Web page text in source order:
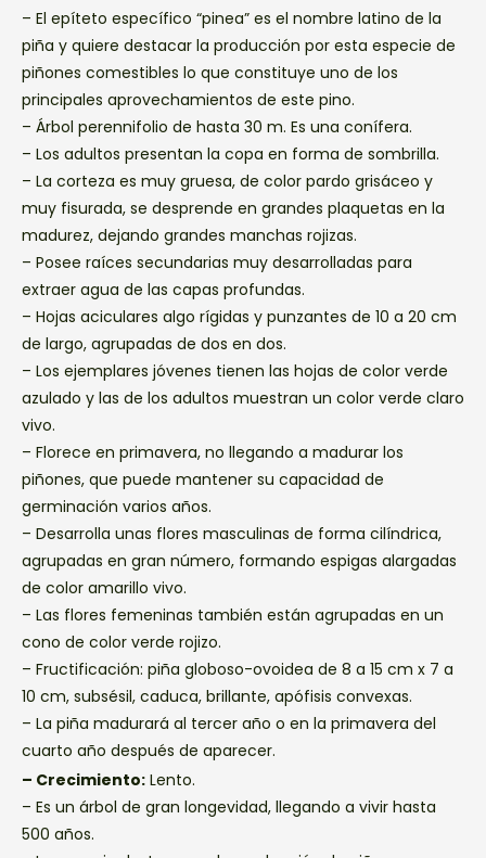
– El epíteto específico “pinea” es el nombre latino de la
piña y quiere destacar la producción por esta especie de
piñones comestibles lo que constituye uno de los
principales aprovechamientos de este pino.
– Árbol perennifolio de hasta 30 m. Es una conífera.
– Los adultos presentan la copa en forma de sombrilla.
– La corteza es muy gruesa, de color pardo grisáceo y
muy fisurada, se desprende en grandes plaquetas en la
madurez, dejando grandes manchas rojizas.
– Posee raíces secundarias muy desarrolladas para
extraer agua de las capas profundas.
– Hojas aciculares algo rígidas y punzantes de 10 a 20 cm
de largo, agrupadas de dos en dos.
– Los ejemplares jóvenes tienen las hojas de color verde
azulado y las de los adultos muestran un color verde claro
vivo.
– Florece en primavera, no llegando a madurar los
piñones, que puede mantener su capacidad de
germinación varios años.
– Desarrolla unas flores masculinas de forma cilíndrica,
agrupadas en gran número, formando espigas alargadas
de color amarillo vivo.
– Las flores femeninas también están agrupadas en un
cono de color verde rojizo.
– Fructificación: piña globoso-ovoidea de 8 a 15 cm x 7 a
10 cm, subsésil, caduca, brillante, apófisis convexas.
– La piña madurará al tercer año o en la primavera del
cuarto año después de aparecer.
– Crecimiento: Lento.
– Es un árbol de gran longevidad, llegando a vivir hasta
500 años.